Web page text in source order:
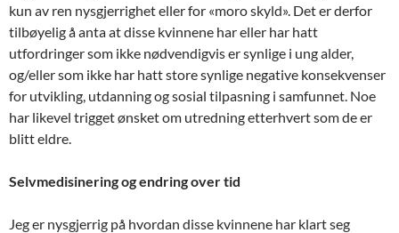
kun av ren nysgjerrighet eller for «moro skyld». Det er derfor
tilbøyelig å anta at disse kvinnene har eller har hatt
utfordringer som ikke nødvendigvis er synlige i ung alder,
og/eller som ikke har hatt store synlige negative konsekvenser
for utvikling, utdanning og sosial tilpasning i samfunnet. Noe
har likevel trigget ønsket om utredning etterhvert som de er
blitt eldre.
Selvmedisinering og endring over tid
Jeg er nysgjerrig på hvordan disse kvinnene har klart seg